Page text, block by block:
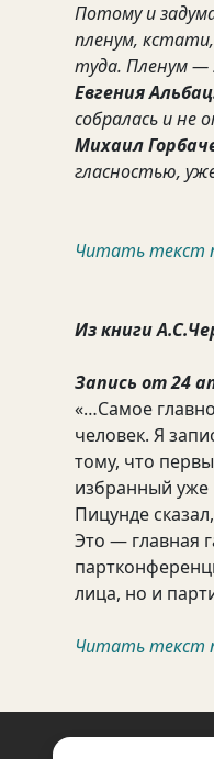
Потому и
пленум,
туда. Пленум —
Евгения
собралась и не
Михаил
гласностью,
Читать текст
Из книги
Запись от 24
«…Самое
человек. Я
тому, что
избранный уже
Пицунде
Это — главная
лица, но и
Читать текст